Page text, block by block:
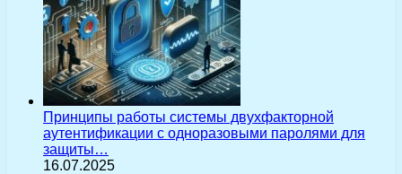
Принципы работы системы двухфакторной
аутентификации с одноразовыми паролями для
защиты…
16.07.2025